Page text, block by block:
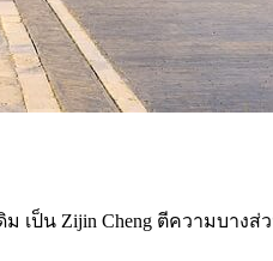
เป็น Zijin Cheng ตีความบา